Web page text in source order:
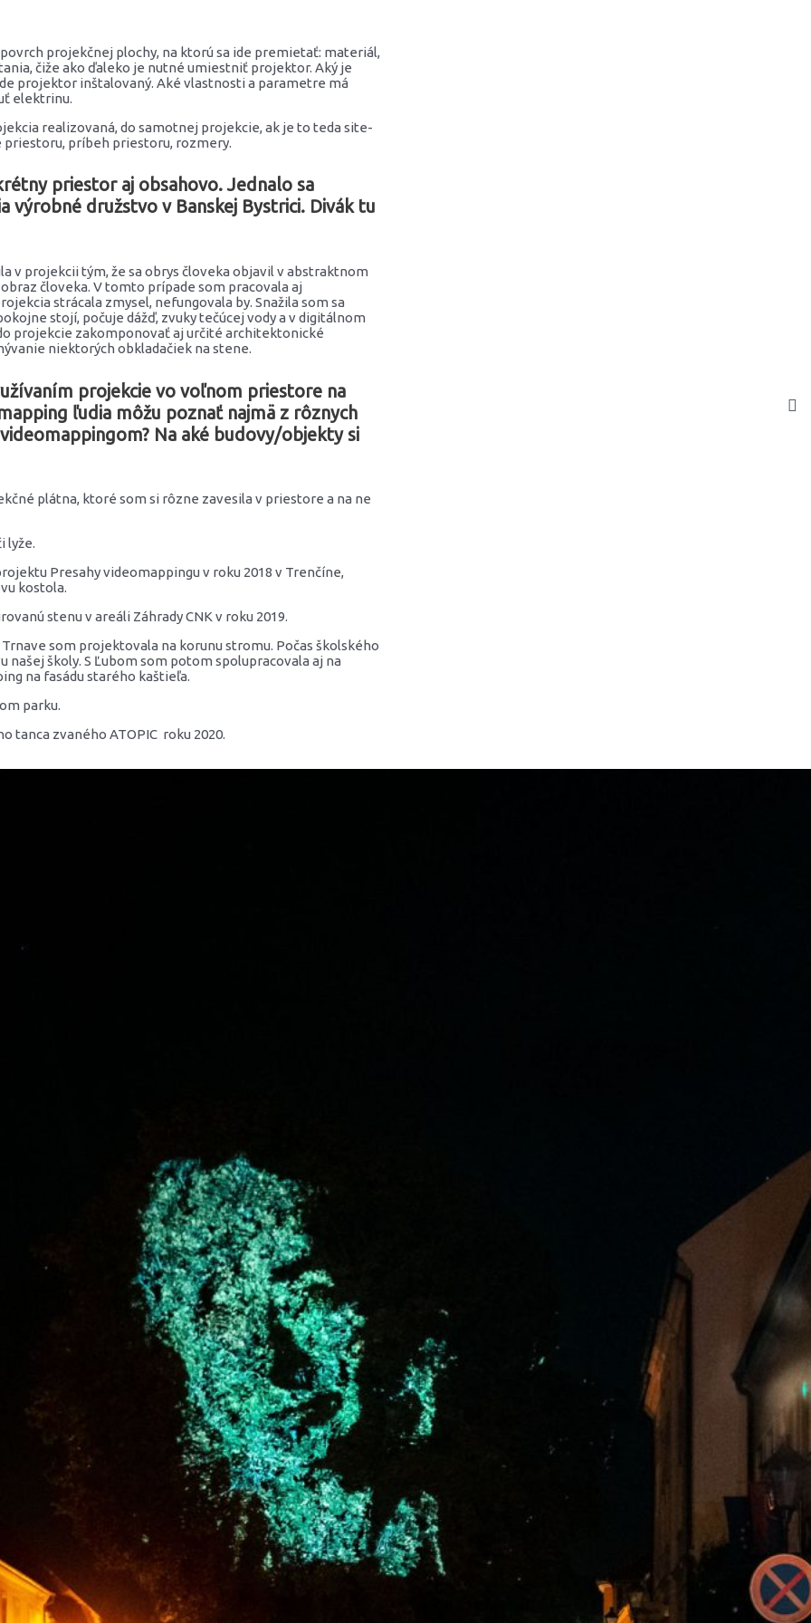
projekčnej plochy, na ktorú sa ide premietať: materiál,
čiže ako ďaleko je nutné umiestniť projektor. Aký je
projektor inštalovaný. Aké vlastnosti a parametre má
elektrinu.
realizovaná, do samotnej projekcie, ak je to teda site-
príbeh priestoru, rozmery.
priestor aj obsahovo. Jednalo sa
družstvo v Banskej Bystrici. Divák tu
v projekcii tým, že sa obrys človeka objavil v abstraktnom
človeka. V tomto prípade som pracovala aj
strácala zmysel, nefungovala by. Snažila som sa
stojí, počuje dážď, zvuky tečúcej vody a v digitálnom
projekcie zakomponovať aj určité architektonické
niektorých obkladačiek na stene.
projekcie vo voľnom priestore na
ľudia môžu poznať najmä z rôznych
Na aké budovy/objekty si
plátna, ktoré som si rôzne zavesila v priestore a na ne
lyže.
Presahy videomappingu v roku 2018 v Trenčíne,
kostola.
stenu v areáli Záhrady CNK v roku 2019.
som projektovala na korunu stromu. Počas školského
školy. S Ľubom som potom spolupracovala aj na
na fasádu starého kaštieľa.
parku.
tanca zvaného ATOPIC roku 2020.